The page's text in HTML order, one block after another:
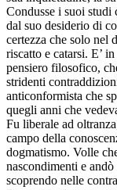
Condusse i suoi studi
dal suo desiderio di
certezza che solo nel
riscatto e catarsi. E’
pensiero filosofico,
stridenti
anticonformista che
quegli anni che
Fu liberale ad
campo della
dogmatismo. Volle
nascondimenti e
scoprendo nelle